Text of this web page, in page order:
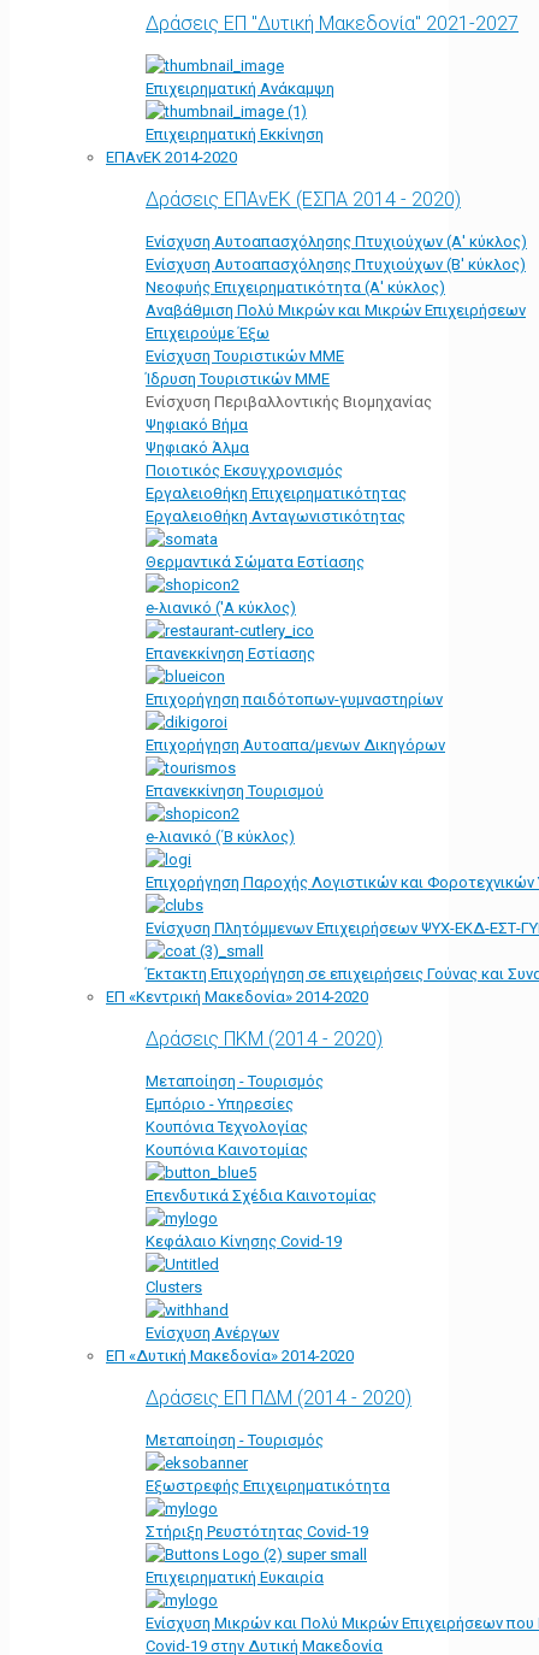
Δράσεις ΕΠ "Δυτική Μακεδονία" 2021-2027
Επιχειρηματική Ανάκαμψη
Επιχειρηματική Εκκίνηση
ΕΠΑνΕΚ 2014-2020
Δράσεις ΕΠΑνΕΚ (ΕΣΠΑ 2014 - 2020)
Ενίσχυση Αυτοαπασχόλησης Πτυχιούχων (Α' κύκλος)
Ενίσχυση Αυτοαπασχόλησης Πτυχιούχων (Β' κύκλος)
Νεοφυής Επιχειρηματικότητα (Α' κύκλος)
Αναβάθμιση Πολύ Μικρών και Μικρών Επιχειρήσεων
Επιχειρούμε Έξω
Ενίσχυση Τουριστικών ΜΜΕ
Ίδρυση Τουριστικών ΜΜΕ
Ενίσχυση Περιβαλλοντικής Βιομηχανίας
Ψηφιακό Βήμα
Ψηφιακό Άλμα
Ποιοτικός Εκσυγχρονισμός
Εργαλειοθήκη Eπιχειρηματικότητας
Εργαλειοθήκη Ανταγωνιστικότητας
Θερμαντικά Σώματα Εστίασης
e-λιανικό ('Α κύκλος)
Επανεκκίνηση Εστίασης
Επιχορήγηση παιδότοπων-γυμναστηρίων
Επιχορήγηση Αυτοαπα/μενων Δικηγόρων
Επανεκκίνηση Τουρισμού
e-λιανικό (΄Β κύκλος)
Επιχορήγηση Παροχής Λογιστικών και
Ενίσχυση Πλητόμμενων Επιχειρήσεων ΨΥΧ-ΕΚΔ-ΕΣΤ-
Έκτακτη Επιχορήγηση σε επιχειρήσεις Γούνας και
ΕΠ «Kεντρική Μακεδονία» 2014-2020
Δράσεις ΠΚΜ (2014 - 2020)
Μεταποίηση - Τουρισμός
Εμπόριο - Υπηρεσίες
Κουπόνια Τεχνολογίας
Κουπόνια Καινοτομίας
Επενδυτικά Σχέδια Καινοτομίας
Κεφάλαιο Κίνησης Covid-19
Clusters
Ενίσχυση Ανέργων
ΕΠ «Δυτική Μακεδονία» 2014-2020
Δράσεις ΕΠ ΠΔΜ (2014 - 2020)
Μεταποίηση - Τουρισμός
Εξωστρεφής Επιχειρηματικότητα
Στήριξη Ρευστότητας Covid-19
Επιχειρηματική Ευκαιρία
Ενίσχυση Μικρών και Πολύ Μικρών Επιχειρήσεων
Covid-19 στην Δυτική Μακεδονία